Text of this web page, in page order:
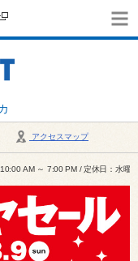
アクセスマップ
AM ～ 7:00 PM / 定休日：水曜